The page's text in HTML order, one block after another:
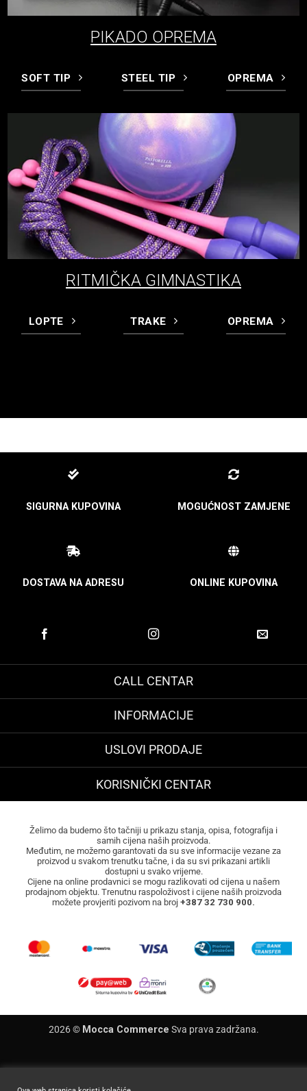
PIKADO OPREMA
SOFT TIP STEEL TIP OPREMA
RITMIČKA GIMNASTIKA
LOPTE TRAKE OPREMA
SIGURNA KUPOVINA MOGUĆNOST ZAMJENE
DOSTAVA NA ADRESU ONLINE KUPOVINA
CALL CENTAR
INFORMACIJE
USLOVI PRODAJE
KORISNIČKI CENTAR
Želimo da budemo što tačniji u prikazu stanja, opisa, fotografija i
samih cijena naših proizvoda.
Međutim, ne možemo garantovati da su sve informacije vezane za
proizvod u svakom trenutku tačne, i da su svi prikazani artikli
dostupni u svako vrijeme.
Cijene na online prodavnici se mogu razlikovati od cijena u našem
prodajnom objektu. Trenutnu raspoloživost i cijene naših proizvoda
možete provjeriti pozivom na broj +387 32 730 900.
2026 © Mocca Commerce Sva prava zadržana.